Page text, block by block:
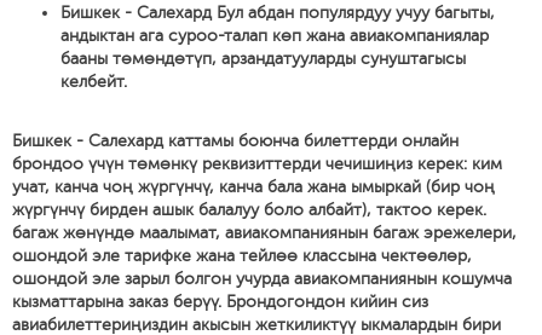
Бишкек - Салехард Бул абдан популярдуу учуу багыты,
андыктан ага суроо-талап көп жана авиакомпаниялар
бааны төмөндөтүп, арзандатууларды сунуштагысы
келбейт.
Бишкек - Салехард каттамы боюнча билеттерди онлайн
брондоо үчүн төмөнкү реквизиттерди чечишиңиз керек: ким
учат, канча чоң жүргүнчү, канча бала жана ымыркай (бир чоң
жүргүнчү бирден ашык балалуу боло албайт), тактоо керек.
багаж жөнүндө маалымат, авиакомпаниянын багаж эрежелери,
ошондой эле тарифке жана тейлөө классына чектөөлөр,
ошондой эле зарыл болгон учурда авиакомпаниянын кошумча
кызматтарына заказ берүү. Брондогондон кийин сиз
авиабилеттериңиздин акысын жеткиликтүү ыкмалардын бири